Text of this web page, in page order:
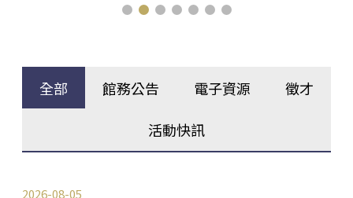
全部 館務公告 電子資源 徵才
活動快訊
2026-08-05